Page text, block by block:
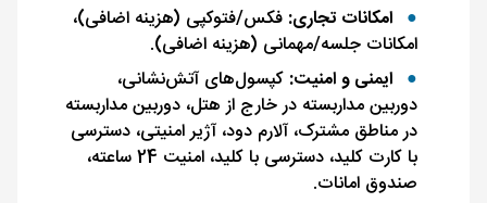
امکانات تجاری: فکس/فتوکپی (هزینه اضافی)،
امکانات جلسه/مهمانی (هزینه اضافی).
ایمنی و امنیت: کپسول‌های آتش‌نشانی،
دوربین مداربسته در خارج از هتل، دوربین مداربسته
در مناطق مشترک، آلارم دود، آژیر امنیتی، دسترسی
با کارت کلید، دسترسی با کلید، امنیت 24 ساعته،
صندوق امانات.